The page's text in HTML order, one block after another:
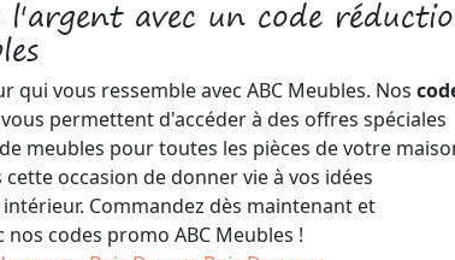
l'argent avec un code
qui vous ressemble avec ABC Meubles. Nos
permettent d'accéder à des offres spéciales
meubles pour toutes les pièces de votre
cette occasion de donner vie à vos idées
Commandez dès maintenant et
nos codes promo ABC Meubles !